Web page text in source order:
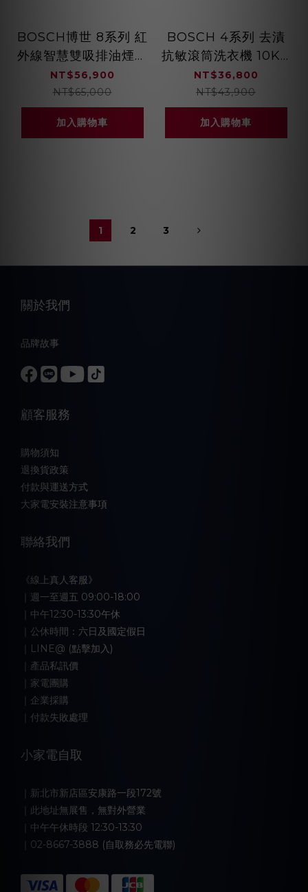
BOSCH博世 8系列 紅
外線智慧雙吸排油煙機
90cm 星雲灰
DXB72P97AW
NT$56,900
NT$65,000
加入購物車
BOSCH 4系列 去漬
抗敏滾筒洗衣機 10KG
220V WGA15200TC
NT$36,800
NT$43,900
加入購物車
1 2 3
關於我們
品牌故事
顧客服務
購物須知
退換貨政策
付款與運送方式
大家電安裝注意事項
聯絡我們
《線上真人客服》
｜週一至週五 09:00-18:00
｜中午12:30-13:30午休
｜公休時間：六日及國定假日
｜LINE@ (點擊加入)
｜產品私訊價
｜家電團購
｜企業採購
｜付款失敗處理
小家電自取
｜新北市新店區安康路一段172號
｜此地址無展售，無對外營業
｜中午午休時段 12:30-13:30
｜02-8667-3888 (自取務必先電聯)